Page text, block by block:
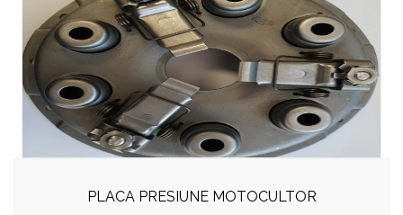
PLACA PRESIUNE MOTOCULTOR